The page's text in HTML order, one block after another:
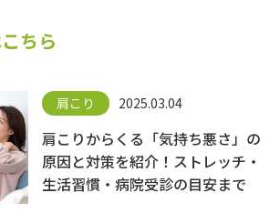
ちら
肩こり 2025.03.04
肩こりからくる「気持ち悪さ」の
原因と対策を紹介！ストレッチ・
生活習慣・病院受診の目安まで